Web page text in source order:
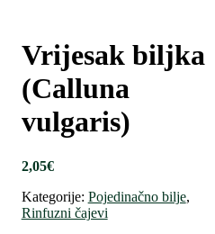
Vrijesak biljka
(Calluna
vulgaris)
2,05€
Kategorije: Pojedinačno bilje,
Rinfuzni čajevi